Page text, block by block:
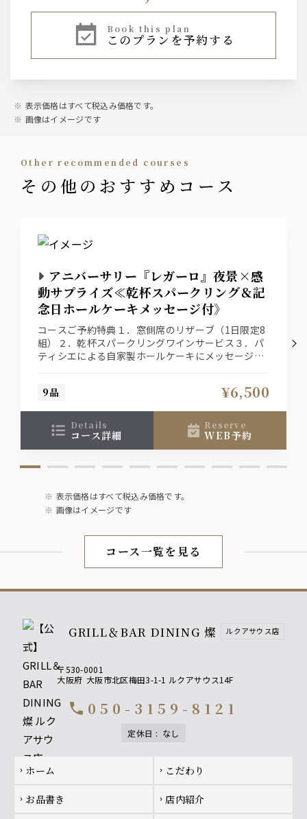
book this plan
このプランを予約する
表示価格はすべて税込み価格です。
画像はイメージです
other recommended courses
その他のおすすめコース
アニバーサリー『レガーロ』夜景×感
動サプライズ≪乾杯スパークリング＆記
念日ホールケーキメッセージ付》
コースご予約特典１．窓側席のリザーブ（1日限定8
組）２．乾杯スパークリングワインサービス３．パ
ティシエによる自家製ホールケーキにメッセージを
9品
¥6,500
details
コース詳細
reserve
WEB予約
表示価格はすべて税込み価格です。
画像はイメージです
コース一覧を見る
GRILL＆BAR DINING 燦 ルクアサウス店
〒530-0001
大阪府 大阪市北区梅田3-1-1 ルクアサウス14F
call 050-3159-8121
定休日 : なし
Footer navigation
chevron_right ホーム chevron_right こだわり
chevron_right お品書き chevron_right 店内紹介